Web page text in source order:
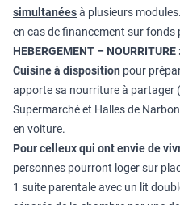
simultanéesà plusieurs
en cas de financement sur fonds
HEBERGEMENT – NOURRITURE :
Cuisine à disposition pour
apporte sa nourriture à partager
Supermarché et Halles de
en voiture.
Pour celleux qui ont envie de
personnes pourront loger sur
1 suite parentale avec un lit